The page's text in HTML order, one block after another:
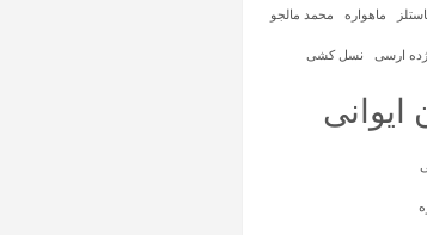
ماهواره‌ محمد مالجو
ارسی نسل کشی
ایوانی